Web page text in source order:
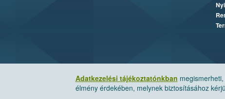
Adatkezelési tájékoztatónkban
élmény érdekében, melynek biztosításához